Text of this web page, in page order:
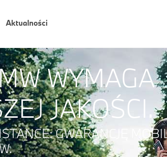
Aktualności
WYMAGA
JAKOŚCI.
GWARANCJĘ